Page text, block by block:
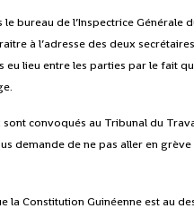
le bureau de l’Inspectrice
à l’adresse des deux
eu lieu entre les parties par le fait
convoqués au Tribunal du
demande de ne pas aller en
la Constitution Guinéenne est au